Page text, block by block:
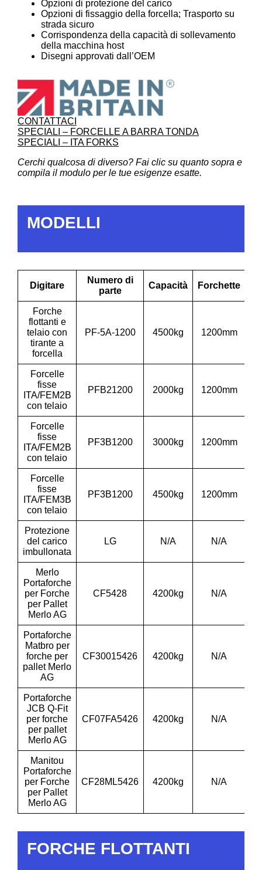
Opzioni di protezione del carico
Opzioni di fissaggio della forcella; Trasporto su
strada sicuro
Corrispondenza della capacità di sollevamento
della macchina host
Disegni approvati dall’OEM
CONTATTACI
SPECIALI – FORCELLE A BARRA TONDA
SPECIALI – ITA FORKS
Cerchi qualcosa di diverso? Fai clic su quanto sopra e
compila il modulo per le tue esigenze esatte.
MODELLI
Digitare
Numero di
parte
Capacità Forchette
Forche
flottanti e
telaio con
tirante a
forcella
PF-5A-1200 4500kg 1200mm
Forcelle
fisse
ITA/FEM2B
con telaio
PFB21200 2000kg 1200mm
Forcelle
fisse
ITA/FEM2B
con telaio
PF3B1200 3000kg 1200mm
Forcelle
fisse
ITA/FEM3B
con telaio
PF3B1200 4500kg 1200mm
Protezione
del carico
imbullonata
LG N/A N/A
Merlo
Portaforche
per Forche
per Pallet
Merlo AG
CF5428 4200kg N/A
Portaforche
Matbro per
forche per
pallet Merlo
AG
CF30015426 4200kg N/A
Portaforche
JCB Q-Fit
per forche
per pallet
Merlo AG
CF07FA5426 4200kg N/A
Manitou
Portaforche
per Forche
per Pallet
Merlo AG
CF28ML5426 4200kg N/A
FORCHE FLOTTANTI